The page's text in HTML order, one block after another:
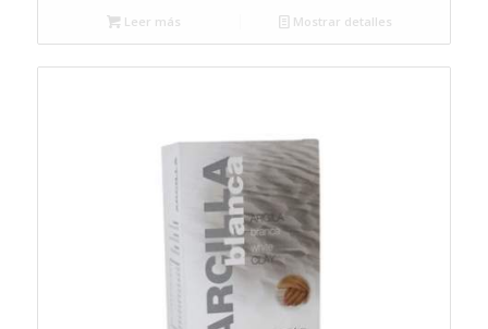
Leer más Mostrar detalles